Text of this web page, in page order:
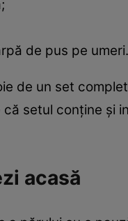
de pus pe umeri.
de un set
setul conţine şi
acasă